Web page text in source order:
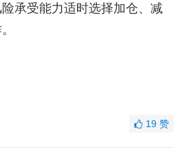
承受能力适时选择加仓、减
19赞